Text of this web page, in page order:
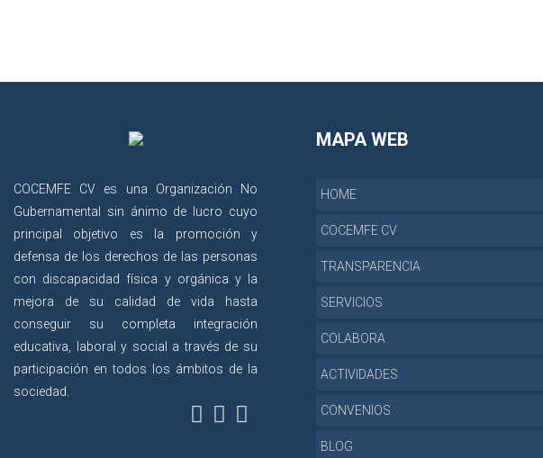
COCEMFE CV es una Organización No
Gubernamental sin ánimo de lucro cuyo
principal objetivo es la promoción y
defensa de los derechos de las personas
con discapacidad física y orgánica y la
mejora de su calidad de vida hasta
conseguir su completa integración
educativa, laboral y social a través de su
participación en todos los ámbitos de la
sociedad.
MAPA WEB
HOME
COCEMFE CV
TRANSPARENCIA
SERVICIOS
COLABORA
ACTIVIDADES
CONVENIOS
BLOG